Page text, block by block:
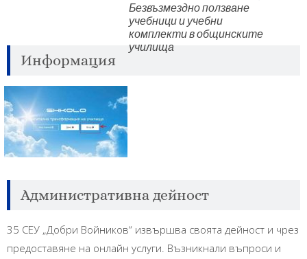
Безвъзмездно ползване
учебници и учебни
комплекти в общинските
училища
Информация
Административна дейност
35 СЕУ „Добри Войников“ извършва своята дейност и чрез
предоставяне на онлайн услуги. Възникнали въпроси и